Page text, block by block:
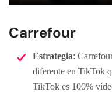
Carrefour
Estrategia:
diferente en TikTok
TikTok es 100%